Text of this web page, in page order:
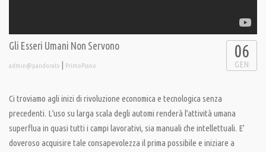
Gli Esseri Umani Non Servono
admin@pandoratv | PrimoPiano
06
GEN
Ci troviamo agli inizi di rivoluzione economica e tecnologica senza
precedenti. L’uso su larga scala degli automi renderà l’attività umana
superflua in quasi tutti i campi lavorativi, sia manuali che intellettuali. E’
doveroso acquisire tale consapevolezza il prima possibile e iniziare a